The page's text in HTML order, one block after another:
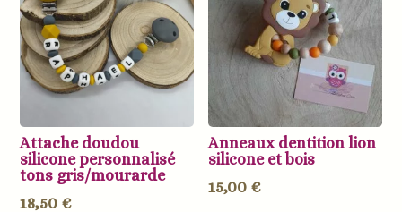
Attache doudou
silicone personnalisé
tons gris/mourarde
18,50 €
Anneaux dentition lion
silicone et bois
15,00 €